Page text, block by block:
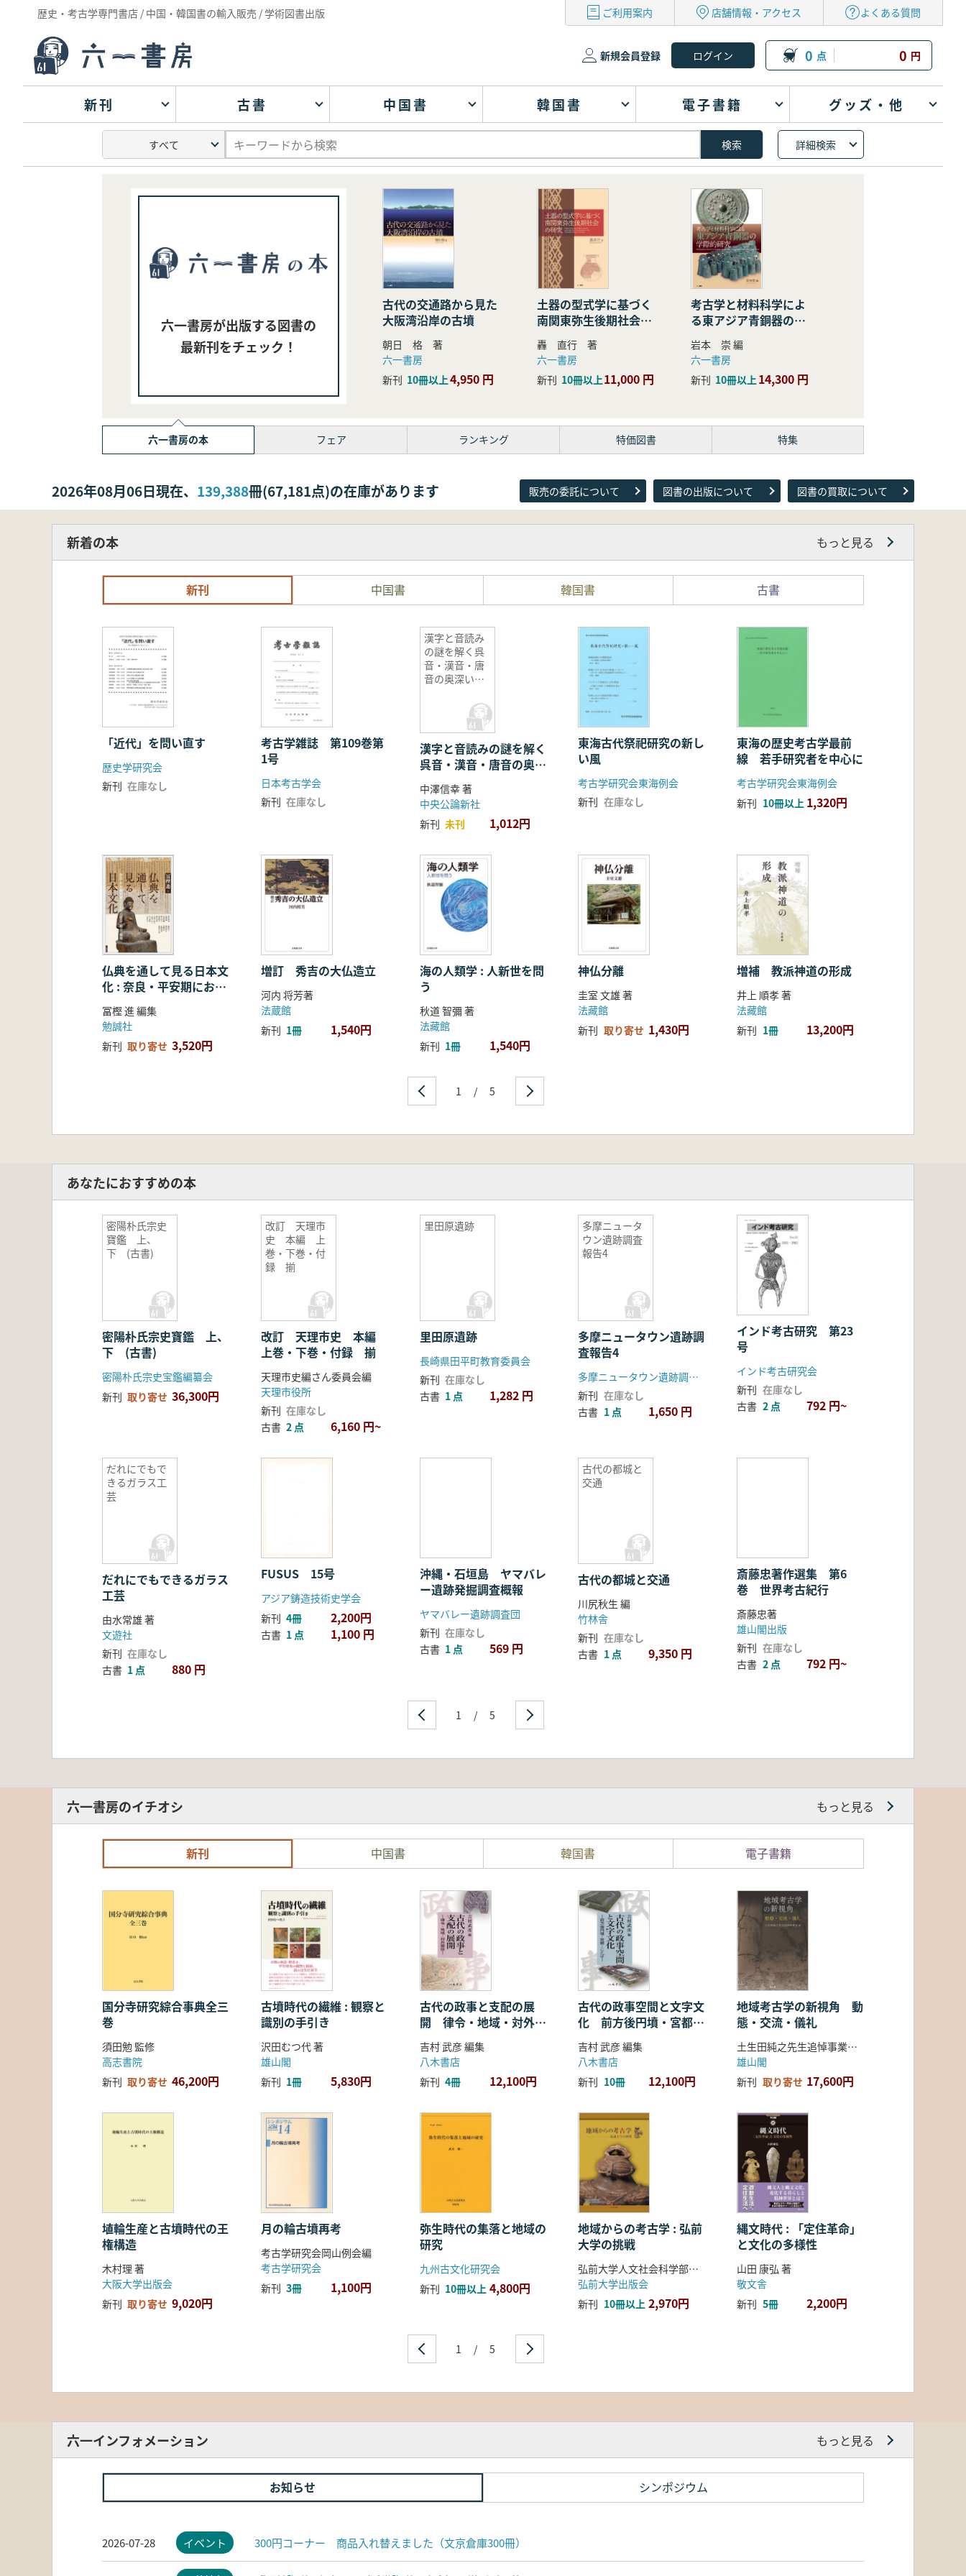
歴史・考古学専門書店 / 中国・韓国書の輸入販売 / 学術図書出版 ご利用案内 店舗情報・アクセス よくある質問
新規会員登録 0 点 0 円
新刊 古書 中国書 韓国書 電子書籍 グッズ・他
詳細検索
六一書房が出版する図書の
最新刊をチェック！
古代の交通路から見た
大阪湾沿岸の古墳
朝日 格 著
六一書房
新刊 10冊以上4,950 円
土器の型式学に基づく
南関東弥生後期社会の
研究
轟 直行 著
六一書房
新刊 10冊以上11,000 円
考古学と材料科学によ
る東アジア青銅器の学
際的研究
岩本 崇 編
六一書房
新刊 10冊以上14,300 円
六一書房の本 フェア ランキング 特価図書 特集
2026年08月06日現在、 139,388冊(67,181点)の在庫があります 販売の委託について 図書の出版について 図書の買取について
新着の本 もっと見る
新刊 中国書 韓国書 古書
「近代」を問い直す
歴史学研究会
新刊 在庫なし
考古学雑誌 第109巻第
1号
日本考古学会
新刊 在庫なし
漢字と音読み
の謎を解く呉
音・漢音・唐
音の奥深い世
漢字と音読みの謎を解く
呉音・漢音・唐音の奥深
い世界
中澤信幸 著
中央公論新社
新刊 未刊 1,012円
東海古代祭祀研究の新し
い風
考古学研究会東海例会
新刊 在庫なし
東海の歴史考古学最前
線 若手研究者を中心に
考古学研究会東海例会
新刊 10冊以上 1,320円
仏典を通して見る日本文
化 : 奈良・平安期におけ
る仏教の受容・融合・展
開
冨樫 進 編集
勉誠社
新刊 取り寄せ 3,520円
増訂 秀吉の大仏造立
河内 将芳著
法蔵館
新刊 1冊 1,540円
海の人類学 : 人新世を問
う
秋道 智彌 著
法藏館
新刊 1冊 1,540円
神仏分離
圭室 文雄 著
法藏館
新刊 取り寄せ 1,430円
増補 教派神道の形成
井上 順孝 著
法藏館
新刊 1冊 13,200円
1 / 5
あなたにおすすめの本
密陽朴氏宗史
寶鑑 上、
下 (古書)
密陽朴氏宗史寶鑑 上、
下 (古書)
密陽朴氏宗史宝鑑編纂会
新刊 取り寄せ 36,300円
改訂 天理市
史 本編 上
巻・下巻・付
録 揃
改訂 天理市史 本編
上巻・下巻・付録 揃
天理市史編さん委員会編
天理市役所
新刊 在庫なし
古書 2 点 6,160 円~
里田原遺跡
里田原遺跡
長崎県田平町教育委員会
新刊 在庫なし
古書 1 点 1,282 円
多摩ニュータ
ウン遺跡調査
報告4
多摩ニュータウン遺跡調
査報告4
多摩ニュータウン遺跡調査会
新刊 在庫なし
古書 1 点 1,650 円
インド考古研究 第23
号
インド考古研究会
新刊 在庫なし
古書 2 点 792 円~
だれにでもで
きるガラス工
芸
だれにでもできるガラス
工芸
由水常雄 著
文遊社
新刊 在庫なし
古書 1 点 880 円
FUSUS 15号
アジア鋳造技術史学会
新刊 4冊 2,200円
古書 1 点 1,100 円
沖縄・石垣島 ヤマバレ
ー遺跡発掘調査概報
ヤマバレー遺跡調査団
新刊 在庫なし
古書 1 点 569 円
古代の都城と
交通
古代の都城と交通
川尻秋生 編
竹林舎
新刊 在庫なし
古書 1 点 9,350 円
斎藤忠著作選集 第6
巻 世界考古紀行
斎藤忠著
雄山閣出版
新刊 在庫なし
古書 2 点 792 円~
1 / 5
六一書房のイチオシ もっと見る
新刊 中国書 韓国書 電子書籍
国分寺研究綜合事典全三
巻
須田勉 監修
高志書院
新刊 取り寄せ 46,200円
古墳時代の繊維 : 観察と
識別の手引き
沢田むつ代 著
雄山閣
新刊 1冊 5,830円
古代の政事と支配の展
開 律令・地域・対外関
係
吉村 武彦 編集
八木書店
新刊 4冊 12,100円
古代の政事空間と文字文
化 前方後円墳・宮都・
ことば
吉村 武彦 編集
八木書店
新刊 10冊 12,100円
地域考古学の新視角 動
態・交流・儀礼
土生田純之先生追悼事業会 編
雄山閣
新刊 取り寄せ 17,600円
埴輪生産と古墳時代の王
権構造
木村理 著
大阪大学出版会
新刊 取り寄せ 9,020円
月の輪古墳再考
考古学研究会岡山例会編
考古学研究会
新刊 3冊 1,100円
弥生時代の集落と地域の
研究
九州古文化研究会
新刊 10冊以上 4,800円
地域からの考古学 : 弘前
大学の挑戦
弘前大学人文社会科学部北日本考古学研究センター 編
弘前大学出版会
新刊 10冊以上 2,970円
縄文時代 : 「定住革命」
と文化の多様性
山田 康弘 著
敬文舎
新刊 5冊 2,200円
1 / 5
六一インフォメーション もっと見る
お知らせ シンポジウム
2026-07-28 イベント 300円コーナー 商品入れ替えました（文京倉庫300冊）